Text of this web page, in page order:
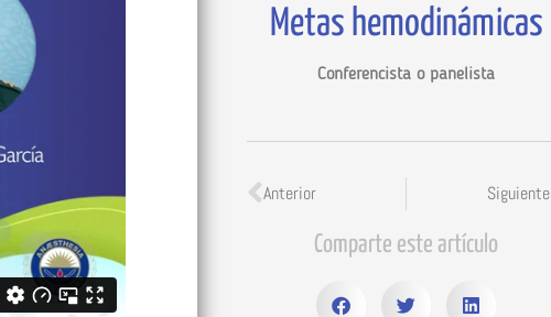
Metas hemodinámicas
Conferencista o panelista
Anterior Siguiente
Comparte este artículo